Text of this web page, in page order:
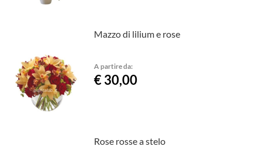
Mazzo di lilium e rose
A partire da:
€ 30,00
Rose rosse a stelo